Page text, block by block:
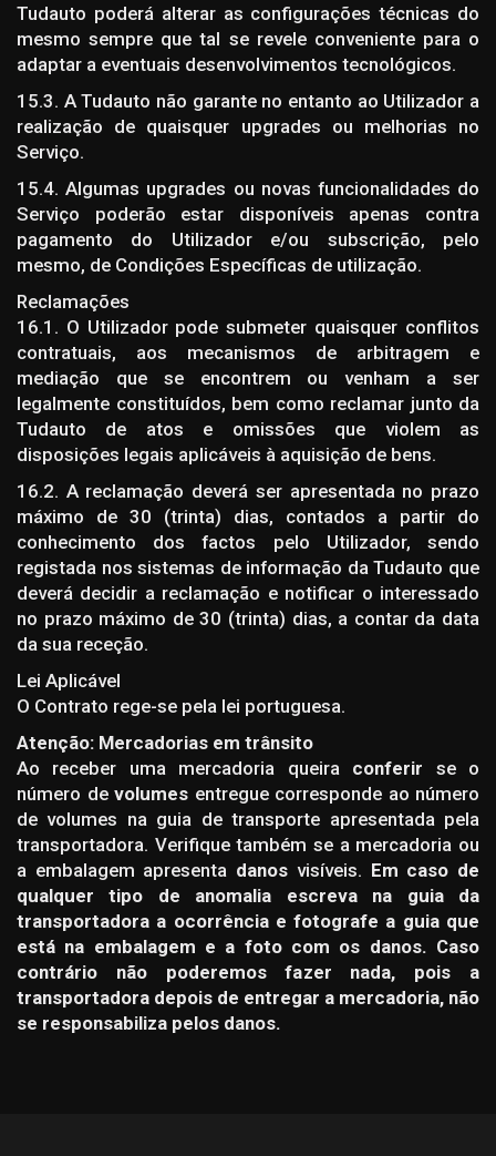
Tudauto poderá alterar as configurações técnicas do
mesmo sempre que tal se revele conveniente para o
adaptar a eventuais desenvolvimentos tecnológicos.
15.3. A Tudauto não garante no entanto ao Utilizador a
realização de quaisquer upgrades ou melhorias no
Serviço.
15.4. Algumas upgrades ou novas funcionalidades do
Serviço poderão estar disponíveis apenas contra
pagamento do Utilizador e/ou subscrição, pelo
mesmo, de Condições Específicas de utilização.
Reclamações
16.1. O Utilizador pode submeter quaisquer conflitos
contratuais, aos mecanismos de arbitragem e
mediação que se encontrem ou venham a ser
legalmente constituídos, bem como reclamar junto da
Tudauto de atos e omissões que violem as
disposições legais aplicáveis à aquisição de bens.
16.2. A reclamação deverá ser apresentada no prazo
máximo de 30 (trinta) dias, contados a partir do
conhecimento dos factos pelo Utilizador, sendo
registada nos sistemas de informação da Tudauto que
deverá decidir a reclamação e notificar o interessado
no prazo máximo de 30 (trinta) dias, a contar da data
da sua receção.
Lei Aplicável
O Contrato rege-se pela lei portuguesa.
Atenção: Mercadorias em trânsito
Ao receber uma mercadoria queira conferir se o
número de volumes entregue corresponde ao número
de volumes na guia de transporte apresentada pela
transportadora. Verifique também se a mercadoria ou
a embalagem apresenta danos visíveis. Em caso de
qualquer tipo de anomalia escreva na guia da
transportadora a ocorrência e fotografe a guia que
está na embalagem e a foto com os danos. Caso
contrário não poderemos fazer nada, pois a
transportadora depois de entregar a mercadoria, não
se responsabiliza pelos danos.